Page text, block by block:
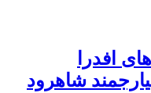
افدرا